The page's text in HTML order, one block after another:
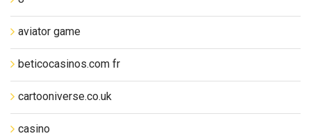
aviator game
beticocasinos.com fr
cartooniverse.co.uk
casino